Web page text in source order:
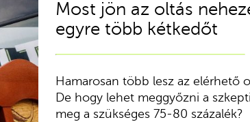
Most jön az oltás
egyre több kétkedőt
Hamarosan több lesz az elérhető
De hogy lehet meggyőzni a
meg a szükséges 75-80 százalék?